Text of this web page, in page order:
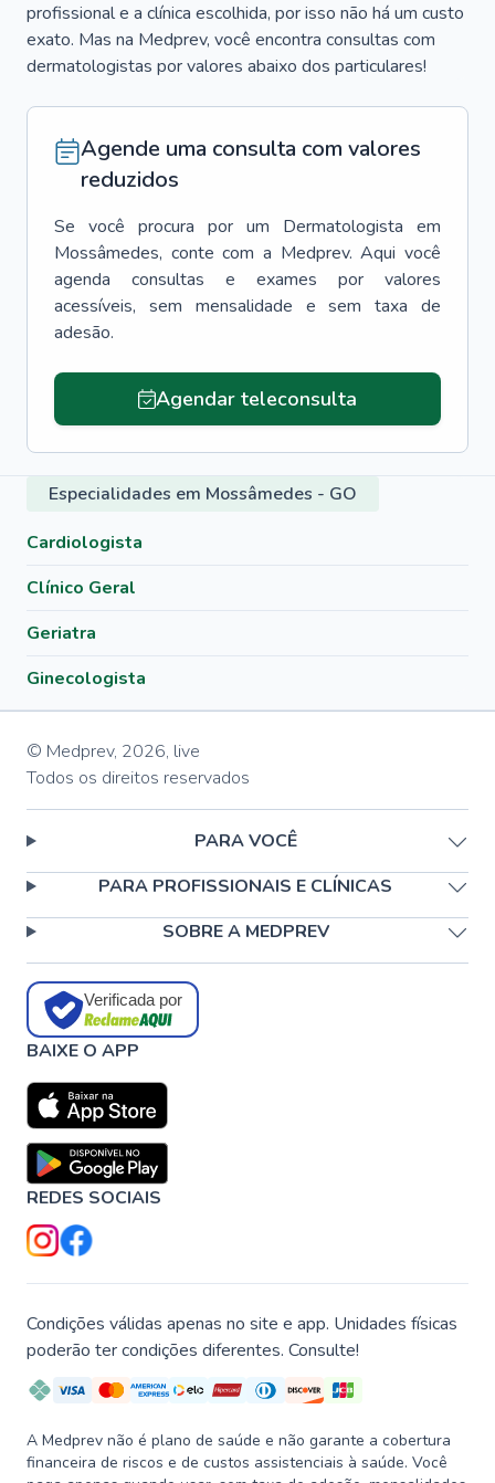
profissional e a clínica escolhida, por isso não há um custo
exato. Mas na Medprev, você encontra consultas com
dermatologistas por valores abaixo dos particulares!
Agende uma consulta com valores
reduzidos
Se você procura por um Dermatologista em
Mossâmedes, conte com a Medprev. Aqui você
agenda consultas e exames por valores
acessíveis, sem mensalidade e sem taxa de
adesão.
Agendar teleconsulta
Especialidades em Mossâmedes - GO
Cardiologista
Clínico Geral
Geriatra
Ginecologista
© Medprev, 2026, live
Todos os direitos reservados
PARA VOCÊ
PARA PROFISSIONAIS E CLÍNICAS
SOBRE A MEDPREV
Verificada por
BAIXE O APP
REDES SOCIAIS
Condições válidas apenas no site e app. Unidades físicas
poderão ter condições diferentes. Consulte!
A Medprev não é plano de saúde e não garante a cobertura
financeira de riscos e de custos assistenciais à saúde. Você